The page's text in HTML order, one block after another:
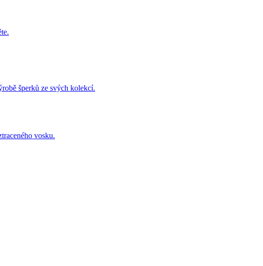
šperků ze svých kolekcí.
vosku.